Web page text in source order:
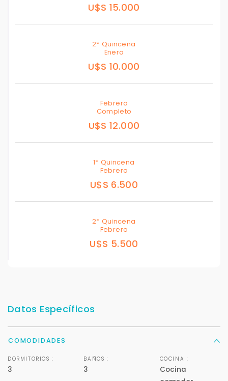
U$S 15.000
2ª Quincena
Enero
U$S 10.000
Febrero
Completo
U$S 12.000
1ª Quincena
Febrero
U$S 6.500
2ª Quincena
Febrero
U$S 5.500
Datos Específicos
COMODIDADES
DORMITORIOS :
3
BAÑOS :
3
COCINA :
Cocina